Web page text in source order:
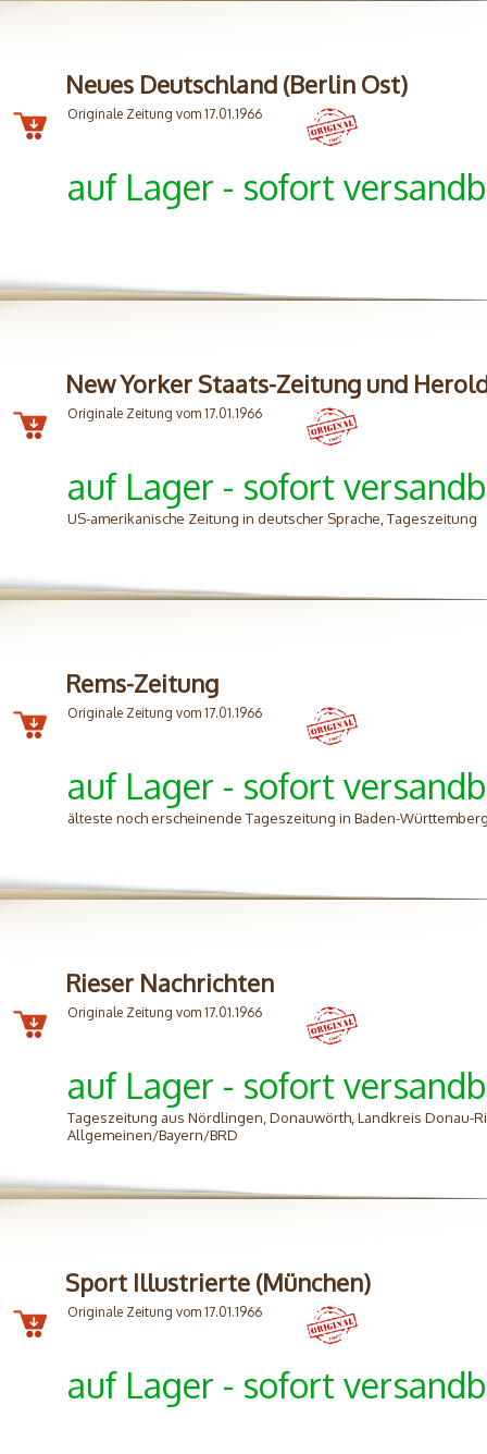
Neues Deutschland (Berlin Ost)
Originale Zeitung vom 17.01.1966
auf Lager - sofort
New Yorker Staats-Zeitung und
Originale Zeitung vom 17.01.1966
auf Lager - sofort
US-amerikanische Zeitung in deutscher Sprache, Tageszeitung
Rems-Zeitung
Originale Zeitung vom 17.01.1966
auf Lager - sofort
älteste noch erscheinende Tageszeitung in Baden-
Rieser Nachrichten
Originale Zeitung vom 17.01.1966
auf Lager - sofort
Tageszeitung aus Nördlingen, Donauwörth, Landkreis Donau-
Allgemeinen/Bayern/BRD
Sport Illustrierte (München)
Originale Zeitung vom 17.01.1966
auf Lager - sofort